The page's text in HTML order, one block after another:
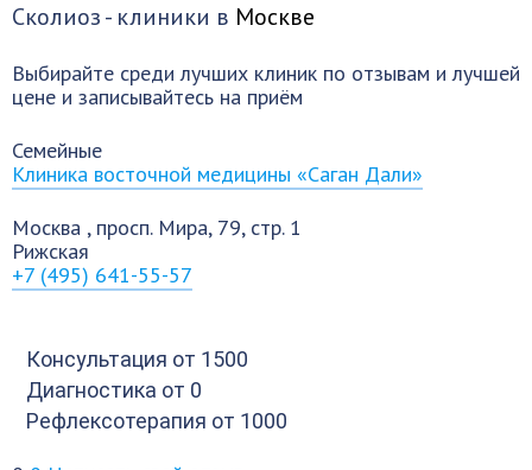
Сколиоз - клиники в Москве
Выбирайте среди лучших клиник по отзывам и лучшей
цене и записывайтесь на приём
Семейные
Клиника восточной медицины «Саган Дали»
Москва , просп. Мира, 79, стр. 1
Рижская
+7 (495) 641-55-57
Консультация от 1500
Диагностика от 0
Рефлексотерапия от 1000